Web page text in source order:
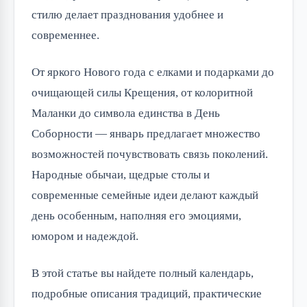
стилю делает празднования удобнее и
современнее.
От яркого Нового года с елками и подарками до
очищающей силы Крещения, от колоритной
Маланки до символа единства в День
Соборности — январь предлагает множество
возможностей почувствовать связь поколений.
Народные обычаи, щедрые столы и
современные семейные идеи делают каждый
день особенным, наполняя его эмоциями,
юмором и надеждой.
В этой статье вы найдете полный календарь,
подробные описания традиций, практические